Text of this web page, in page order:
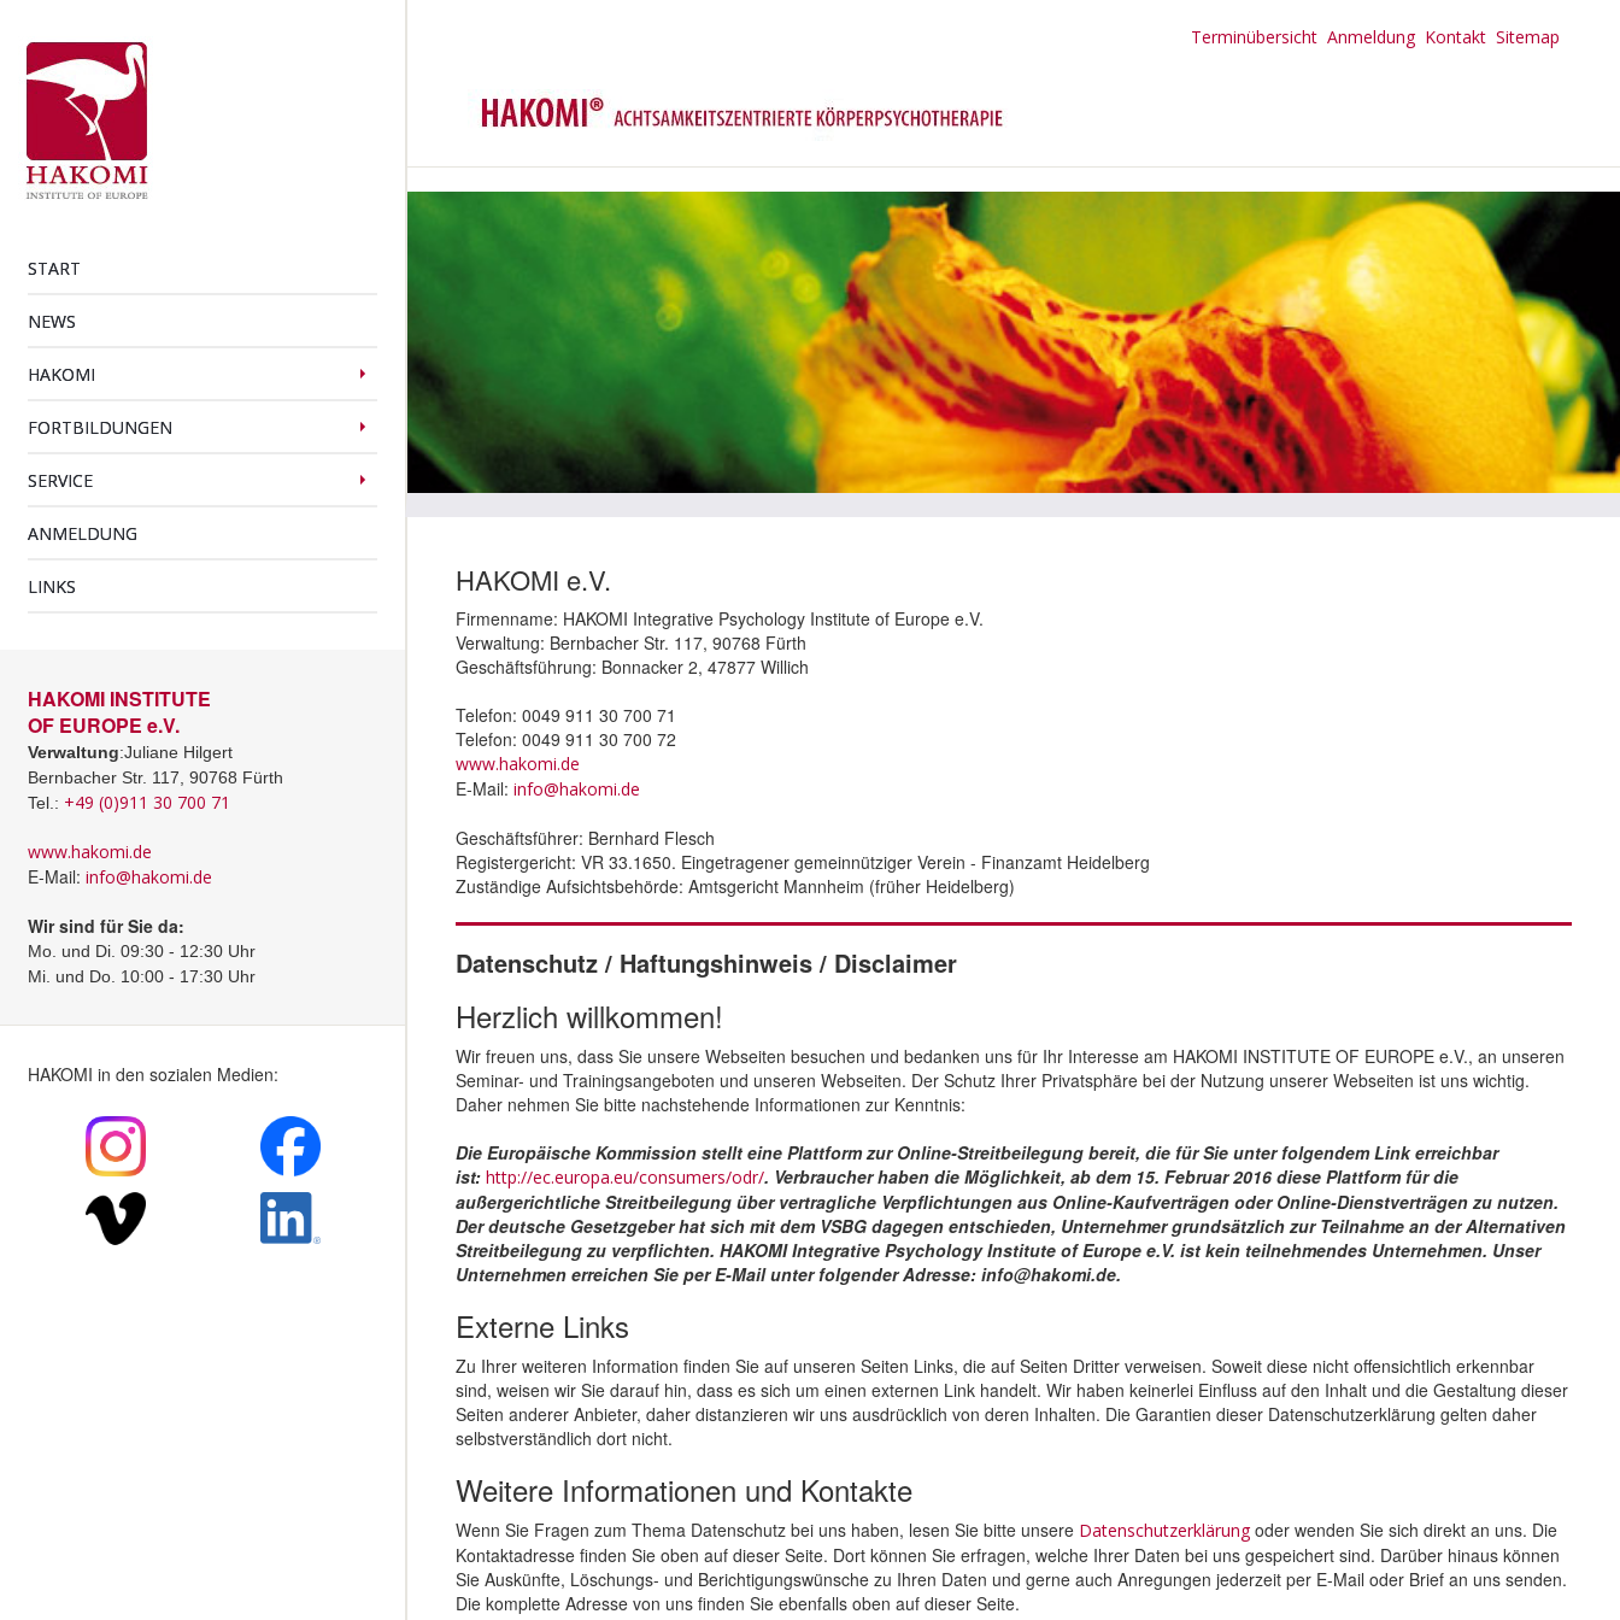
START
NEWS
HAKOMI
FORTBILDUNGEN
SERVICE
ANMELDUNG
LINKS
HAKOMI INSTITUTE
OF EUROPE e.V.
Verwaltung:Juliane Hilgert
Bernbacher Str. 117, 90768 Fürth
Tel.: +49 (0)911 30 700 71
www.hakomi.de
E-Mail: info@hakomi.de
Wir sind für Sie da:
Mo. und Di. 09:30 - 12:30 Uhr
Mi. und Do. 10:00 - 17:30 Uhr
HAKOMI in den sozialen Medien:
Terminübersicht Anmeldung Kontakt Sitemap
HAKOMI e.V.
Firmenname: HAKOMI Integrative Psychology Institute of Europe e.V.
Verwaltung: Bernbacher Str. 117, 90768 Fürth
Geschäftsführung: Bonnacker 2, 47877 Willich
Telefon: 0049 911 30 700 71
Telefon: 0049 911 30 700 72
www.hakomi.de
E-Mail: info@hakomi.de
Geschäftsführer: Bernhard Flesch
Registergericht: VR 33.1650. Eingetragener gemeinnütziger Verein - Finanzamt Heidelberg
Zuständige Aufsichtsbehörde: Amtsgericht Mannheim (früher Heidelberg)
Datenschutz / Haftungshinweis / Disclaimer
Herzlich willkommen!
Wir freuen uns, dass Sie unsere Webseiten besuchen und bedanken uns für Ihr Interesse am HAKOMI INSTITUTE OF EUROPE e.V., an unseren
Seminar- und Trainingsangeboten und unseren Webseiten. Der Schutz Ihrer Privatsphäre bei der Nutzung unserer Webseiten ist uns wichtig.
Daher nehmen Sie bitte nachstehende Informationen zur Kenntnis:
Die Europäische Kommission stellt eine Plattform zur Online-Streitbeilegung bereit, die für Sie unter folgendem Link erreichbar
ist: http://ec.europa.eu/consumers/odr/. Verbraucher haben die Möglichkeit, ab dem 15. Februar 2016 diese Plattform für die
außergerichtliche Streitbeilegung über vertragliche Verpflichtungen aus Online-Kaufverträgen oder Online-Dienstverträgen zu nutzen.
Der deutsche Gesetzgeber hat sich mit dem VSBG dagegen entschieden, Unternehmer grundsätzlich zur Teilnahme an der Alternativen
Streitbeilegung zu verpflichten. HAKOMI Integrative Psychology Institute of Europe e.V. ist kein teilnehmendes Unternehmen. Unser
Unternehmen erreichen Sie per E-Mail unter folgender Adresse: info@hakomi.de.
Externe Links
Zu Ihrer weiteren Information finden Sie auf unseren Seiten Links, die auf Seiten Dritter verweisen. Soweit diese nicht offensichtlich erkennbar
sind, weisen wir Sie darauf hin, dass es sich um einen externen Link handelt. Wir haben keinerlei Einfluss auf den Inhalt und die Gestaltung dieser
Seiten anderer Anbieter, daher distanzieren wir uns ausdrücklich von deren Inhalten. Die Garantien dieser Datenschutzerklärung gelten daher
selbstverständlich dort nicht.
Weitere Informationen und Kontakte
Wenn Sie Fragen zum Thema Datenschutz bei uns haben, lesen Sie bitte unsere Datenschutzerklärungoder wenden Sie sich direkt an uns. Die
Kontaktadresse finden Sie oben auf dieser Seite. Dort können Sie erfragen, welche Ihrer Daten bei uns gespeichert sind. Darüber hinaus können
Sie Auskünfte, Löschungs- und Berichtigungswünsche zu Ihren Daten und gerne auch Anregungen jederzeit per E-Mail oder Brief an uns senden.
Die komplette Adresse von uns finden Sie ebenfalls oben auf dieser Seite.